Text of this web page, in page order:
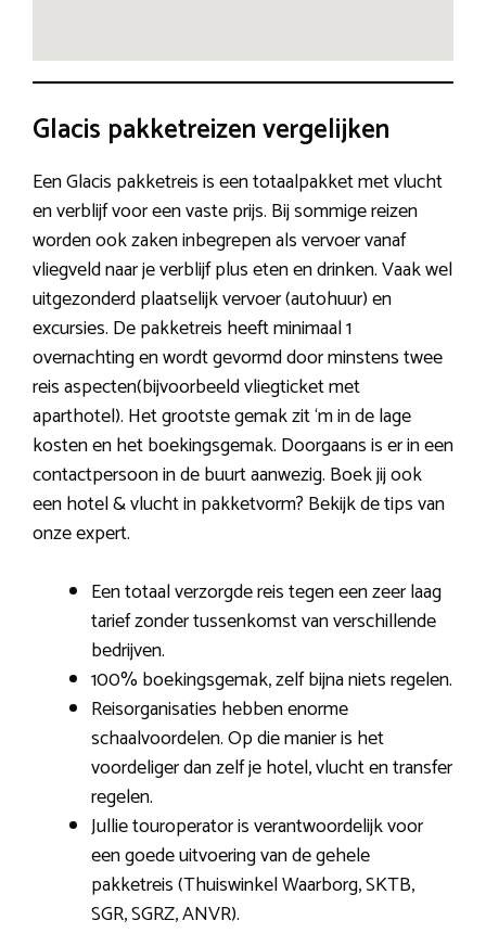
Glacis pakketreizen vergelijken
Een Glacis pakketreis is een totaalpakket met vlucht
en verblijf voor een vaste prijs. Bij sommige reizen
worden ook zaken inbegrepen als vervoer vanaf
vliegveld naar je verblijf plus eten en drinken. Vaak wel
uitgezonderd plaatselijk vervoer (autohuur) en
excursies. De pakketreis heeft minimaal 1
overnachting en wordt gevormd door minstens twee
reis aspecten(bijvoorbeeld vliegticket met
aparthotel). Het grootste gemak zit ‘m in de lage
kosten en het boekingsgemak. Doorgaans is er in een
contactpersoon in de buurt aanwezig. Boek jij ook
een hotel & vlucht in pakketvorm? Bekijk de tips van
onze expert.
Een totaal verzorgde reis tegen een zeer laag
tarief zonder tussenkomst van verschillende
bedrijven.
100% boekingsgemak, zelf bijna niets regelen.
Reisorganisaties hebben enorme
schaalvoordelen. Op die manier is het
voordeliger dan zelf je hotel, vlucht en transfer
regelen.
Jullie touroperator is verantwoordelijk voor
een goede uitvoering van de gehele
pakketreis (Thuiswinkel Waarborg, SKTB,
SGR, SGRZ, ANVR).